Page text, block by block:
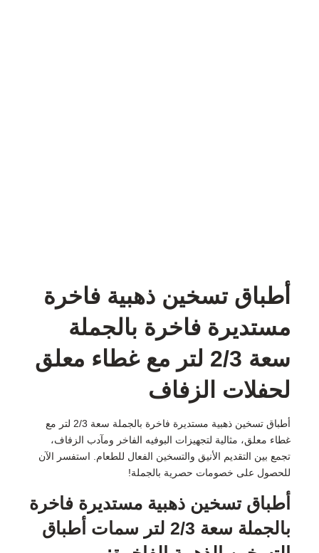
أطباق تسخين ذهبية فاخرة
مستديرة فاخرة بالجملة
سعة 2/3 لتر مع غطاء معلق
لحفلات الزفاف
أطباق تسخين ذهبية مستديرة فاخرة بالجملة سعة 2/3 لتر مع
غطاء معلق، مثالية لتجهيزات البوفيه الفاخر ومآدب الزفاف،
تجمع بين التقديم الأنيق والتسخين الفعال للطعام. استفسر الآن
للحصول على خصومات حصرية بالجملة!
أطباق تسخين ذهبية مستديرة فاخرة
بالجملة سعة 2/3 لتر سمات أطباق